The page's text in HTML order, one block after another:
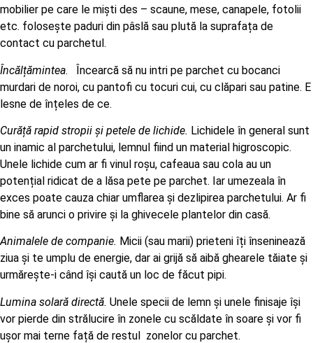
mobilier pe care le miști des – scaune, mese, canapele, fotolii
etc. folosește paduri din pâslă sau plută la suprafața de
contact cu parchetul.
Încălțămintea. Încearcă să nu intri pe parchet cu bocanci
murdari de noroi, cu pantofi cu tocuri cui, cu clăpari sau patine. E
lesne de înțeles de ce.
Curăță rapid stropii și petele de lichide. Lichidele în general sunt
un inamic al parchetului, lemnul fiind un material higroscopic.
Unele lichide cum ar fi vinul roșu, cafeaua sau cola au un
potențial ridicat de a lăsa pete pe parchet. Iar umezeala în
exces poate cauza chiar umflarea și dezlipirea parchetului. Ar fi
bine să arunci o privire și la ghivecele plantelor din casă.
Animalele de companie. Micii (sau marii) prieteni îți înseninează
ziua și te umplu de energie, dar ai grijă să aibă ghearele tăiate și
urmărește-i când își caută un loc de făcut pipi.
Lumina solară directă. Unele specii de lemn și unele finisaje își
vor pierde din strălucire în zonele cu scăldate în soare și vor fi
ușor mai terne față de restul zonelor cu parchet.